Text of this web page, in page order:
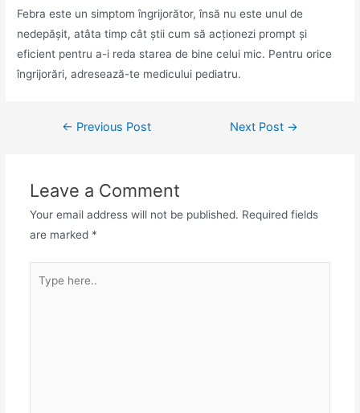
Febra este un simptom îngrijorător, însă nu este unul de
nedepășit, atâta timp cât știi cum să acționezi prompt și
eficient pentru a-i reda starea de bine celui mic. Pentru orice
îngrijorări, adresează-te medicului pediatru.
← Previous Post Next Post →
Leave a Comment
Your email address will not be published. Required fields
are marked *